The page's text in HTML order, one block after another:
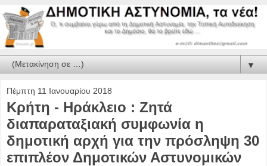
▼
Πέμπτη 11 Ιανουαρίου 2018
Κρήτη - Ηράκλειο : Ζητά
διαπαραταξιακή συμφωνία η
δημοτική αρχή για την πρόσληψη 30
επιπλέον Δημοτικών Αστυνομικών